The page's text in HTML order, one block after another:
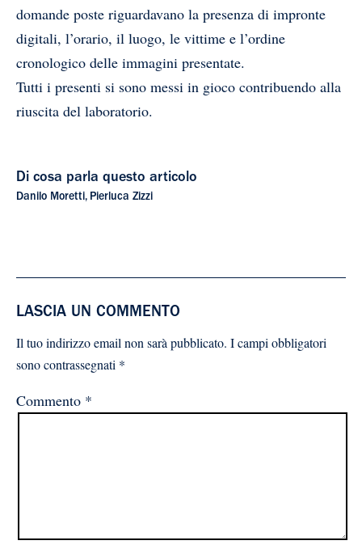
domande poste riguardavano la presenza di impronte
digitali, l’orario, il luogo, le vittime e l’ordine
cronologico delle immagini presentate.
Tutti i presenti si sono messi in gioco contribuendo alla
riuscita del laboratorio.
Di cosa parla questo articolo
Danilo Moretti, Pierluca Zizzi
LASCIA UN COMMENTO
Il tuo indirizzo email non sarà pubblicato. I campi obbligatori
sono contrassegnati *
Commento *